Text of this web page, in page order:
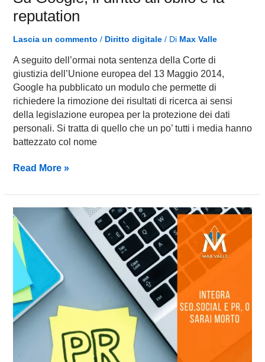
reputation
Lascia un commento / Diritto digitale/ Di Max Valle
A seguito dell’ormai nota sentenza della Corte di
giustizia dell’Unione europea del 13 Maggio 2014,
Google ha pubblicato un modulo che permette di
richiedere la rimozione dei risultati di ricerca ai sensi
della legislazione europea per la protezione dei dati
personali. Si tratta di quello che un po’ tutti i media hanno
battezzato col nome
Read More »
Integra
SEO,Social
e
PR,
sarai
morto